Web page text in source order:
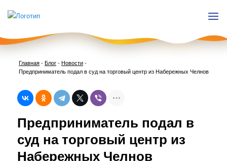
Главная-Блог- Новости-
Предприниматель подал в суд на торговый центр из Набережных Челнов
Предприниматель подал в
суд на торговый центр из
Набережных Челнов